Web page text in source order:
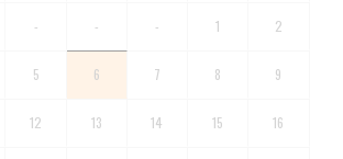
- - - 1 2
5 6 7 8 9
12 13 14 15 16